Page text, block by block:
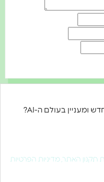
רוצים לקבל עדכונים על כל מה שחדש ומעניין בעולם ה-AI?
האתר, מדיניות הפרטיות